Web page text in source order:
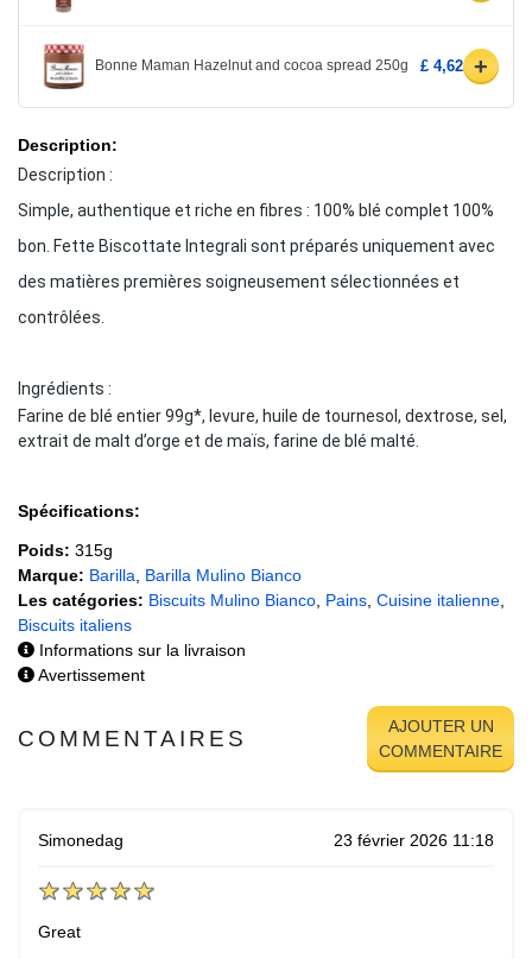
Bonne Maman Hazelnut and cocoa spread 250g £ 4,62 +
Description:
Description :
Simple, authentique et riche en fibres : 100% blé complet 100%
bon. Fette Biscottate Integrali sont préparés uniquement avec
des matières premières soigneusement sélectionnées et
contrôlées.
Ingrédients :
Farine de blé entier 99g*, levure, huile de tournesol, dextrose, sel,
extrait de malt d’orge et de maïs, farine de blé malté.
Spécifications:
Poids: 315g
Marque: Barilla
Barilla Mulino Bianco
Les catégories: Biscuits Mulino Bianco Pains Cuisine italienne
Biscuits italiens
Informations sur la livraison
Avertissement
COMMENTAIRES
AJOUTER UN
COMMENTAIRE
Simonedag 23 février 2026 11:18
Great